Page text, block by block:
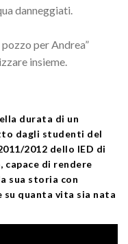
danneggiati.
per Andrea”
insieme.
durata di un
dagli studenti del
2012 dello IED di
capace di rendere
sua storia con
quanta vita sia nata